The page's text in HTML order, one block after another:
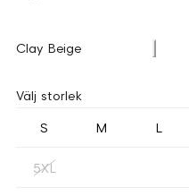
Clay Beige
Välj storlek
S M L
5XL